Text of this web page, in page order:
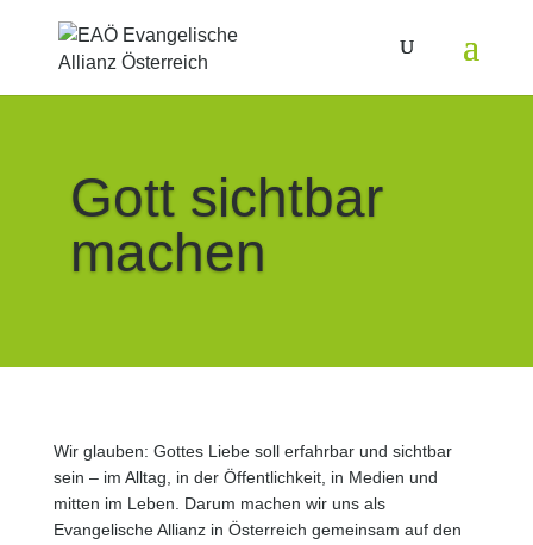
Gott sichtbar
machen
Wir glauben: Gottes Liebe soll erfahrbar und sichtbar
sein – im Alltag, in der Öffentlichkeit, in Medien und
mitten im Leben. Darum machen wir uns als
Evangelische Allianz in Österreich gemeinsam auf den